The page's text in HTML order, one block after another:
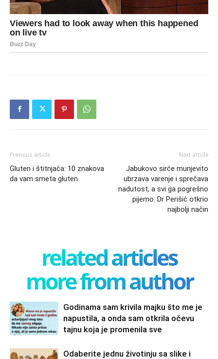
Previous article
Gluten i štitnjača: 10 znakova
da vam smeta gluten
Next article
Jabukovo sirće munjevito
ubrzava varenje i sprečava
nadutost, a svi ga pogrešno
pijemo: Dr Perišić otkrio
najbolji način
related articles
more from author
Godinama sam krivila majku što me je
napustila, a onda sam otkrila očevu
tajnu koja je promenila sve
Odaberite jednu životinju sa slike i